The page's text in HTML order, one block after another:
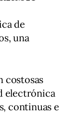
de
una
costosas
electrónica
continuas e